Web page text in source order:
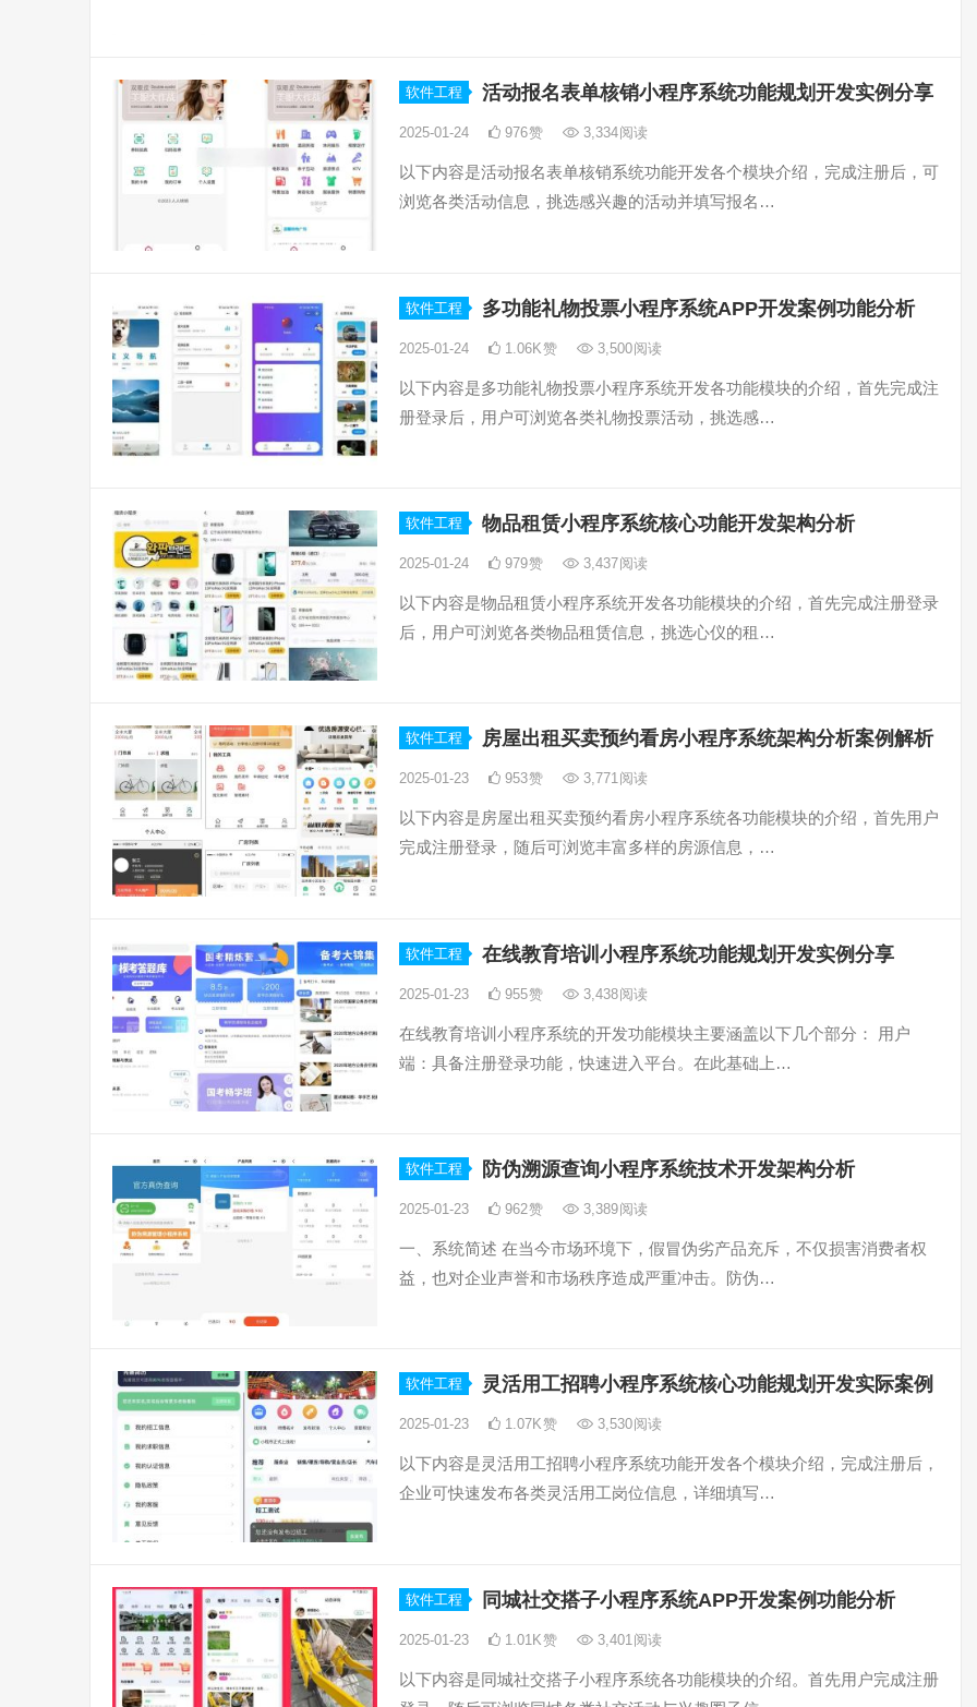
软件工程 活动报名表单核销小程序系统功能规划开发实例分享
2025-01-24 976赞 3,334阅读
以下内容是活动报名表单核销系统功能开发各个模块介绍，完成注册后，可
浏览各类活动信息，挑选感兴趣的活动并填写报名…
软件工程 多功能礼物投票小程序系统APP开发案例功能分析
2025-01-24 1.06K赞 3,500阅读
以下内容是多功能礼物投票小程序系统开发各功能模块的介绍，首先完成注
册登录后，用户可浏览各类礼物投票活动，挑选感…
软件工程 物品租赁小程序系统核心功能开发架构分析
2025-01-24 979赞 3,437阅读
以下内容是物品租赁小程序系统开发各功能模块的介绍，首先完成注册登录
后，用户可浏览各类物品租赁信息，挑选心仪的租…
软件工程 房屋出租买卖预约看房小程序系统架构分析案例解析
2025-01-23 953赞 3,771阅读
以下内容是房屋出租买卖预约看房小程序系统各功能模块的介绍，首先用户
完成注册登录，随后可浏览丰富多样的房源信息，…
软件工程 在线教育培训小程序系统功能规划开发实例分享
2025-01-23 955赞 3,438阅读
在线教育培训小程序系统的开发功能模块主要涵盖以下几个部分： 用户
端：具备注册登录功能，快速进入平台。在此基础上…
软件工程 防伪溯源查询小程序系统技术开发架构分析
2025-01-23 962赞 3,389阅读
一、系统简述 在当今市场环境下，假冒伪劣产品充斥，不仅损害消费者权
益，也对企业声誉和市场秩序造成严重冲击。防伪…
软件工程 灵活用工招聘小程序系统核心功能规划开发实际案例
2025-01-23 1.07K赞 3,530阅读
以下内容是灵活用工招聘小程序系统功能开发各个模块介绍，完成注册后，
企业可快速发布各类灵活用工岗位信息，详细填写…
软件工程 同城社交搭子小程序系统APP开发案例功能分析
2025-01-23 1.01K赞 3,401 阅读
以下内容是同城社交搭子小程序系统各功能模块的介绍。首先用户完成注册